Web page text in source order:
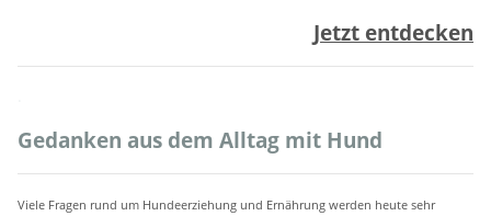
Jetzt entdecken
Gedanken aus dem Alltag mit Hund
Viele Fragen rund um Hundeerziehung und Ernährung werden heute sehr